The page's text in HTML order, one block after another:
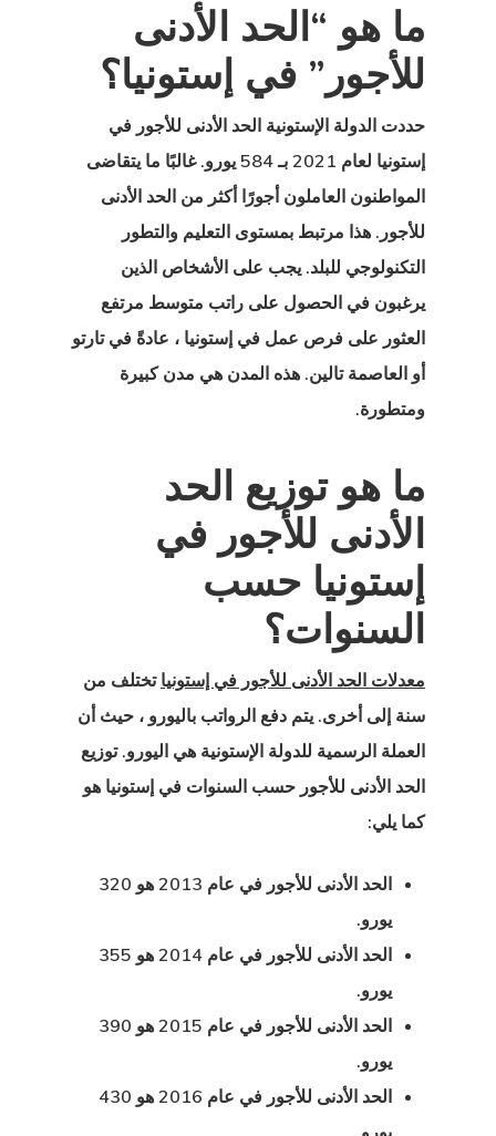
ما هو “الحد الأدنى
للأجور” في إستونيا؟
حددت الدولة الإستونية الحد الأدنى للأجور في
إستونيا لعام
2021 بـ 584 يورو. غالبًا ما يتقاضى
المواطنون العاملون أجورًا أكثر من الحد الأدنى
للأجور. هذا مرتبط بمستوى التعليم والتطور
التكنولوجي للبلد. يجب على الأشخاص الذين
يرغبون في الحصول على راتب متوسط مرتفع
العثور على فرص عمل في إستونيا ، عادةً في تارتو
أو العاصمة تالين. هذه المدن هي مدن كبيرة
ومتطورة.
ما هو توزيع الحد
الأدنى للأجور في
إستونيا حسب
السنوات؟
معدلات الحد الأدنى للأجور في إستونيا تختلف من
سنة إلى أخرى. يتم دفع الرواتب باليورو ، حيث أن
العملة الرسمية للدولة الإستونية هي اليورو. توزيع
الحد الأدنى للأجور حسب السنوات في إستونيا هو
كما يلي:
الحد الأدنى للأجور في عام 2013 هو 320
يورو.
الحد الأدنى للأجور في عام 2014 هو 355
يورو.
الحد الأدنى للأجور في عام 2015 هو 390
يورو.
الحد الأدنى للأجور في عام 2016 هو 430
يورو